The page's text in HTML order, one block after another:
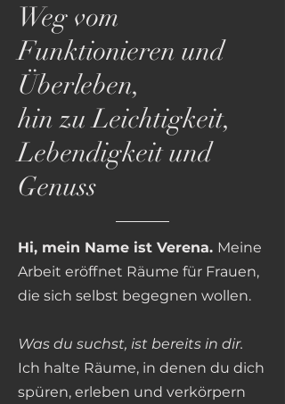
Weg vom
Funktionieren und
Überleben,
hin zu Leichtigkeit,
Lebendigkeit und
Genuss
Hi, mein Name ist Verena. Meine
Arbeit eröffnet Räume für Frauen,
die sich selbst begegnen wollen.
Was du suchst, ist bereits in dir.
Ich halte Räume, in denen du dich
spüren, erleben und verkörpern